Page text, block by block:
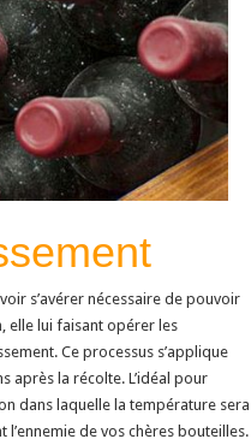
s’avérer nécessaire de pouvoir
elle lui faisant opérer les
Ce processus s’applique
après la récolte. L’idéal pour
dans laquelle la température sera
de vos chères bouteilles.